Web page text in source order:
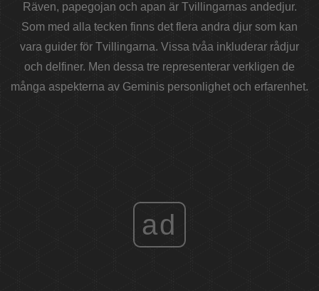
Räven, papegojan och apan är Tvillingarnas andedjur.
Som med alla tecken finns det flera andra djur som kan
vara guider för Tvillingarna. Vissa tvåa inkluderar rådjur
och delfiner. Men dessa tre representerar verkligen de
många aspekterna av Geminis personlighet och erfarenhet.
ad